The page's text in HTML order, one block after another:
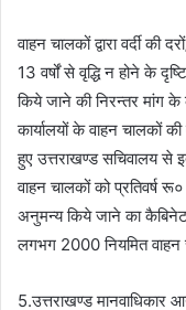
वाहन चालकों द्वारा वर्दी की
13 वर्षों से वृद्धि न होने के
किये जाने की निरन्तर मांग
कार्यालयों के वाहन चालकों
हुए उत्तराखण्ड सचिवालय से
वाहन चालकों को प्रतिवर्ष
अनुमन्य किये जाने का कैबिनेट
लगभग 2000 नियमित वाहन
5.उत्तराखण्ड मानवाधिकार